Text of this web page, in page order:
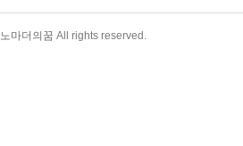
노마더의꿈 All rights reserved.